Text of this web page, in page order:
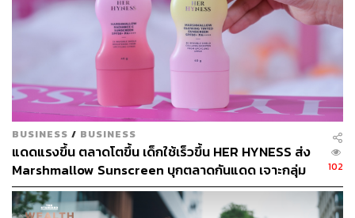
BUSINESS / BUSINESS
แดดแรงขึ้น ตลาดโตขึ้น เด็กใช้เร็วขึ้น HER HYNESS ส่ง
Marshmallow Sunscreen บุกตลาดกันแดด เจาะกลุ่ม
Young Gen
102